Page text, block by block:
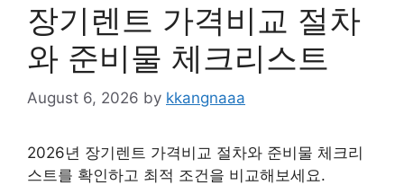
장기렌트 가격비교 절차
와 준비물 체크리스트
August 6, 2026 by kkangnaaa
2026년 장기렌트 가격비교 절차와 준비물 체크리
스트를 확인하고 최적 조건을 비교해보세요.